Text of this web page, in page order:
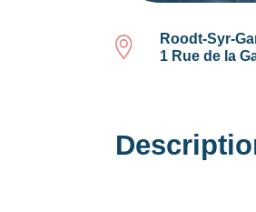
Roodt-Syr-
1 Rue de la